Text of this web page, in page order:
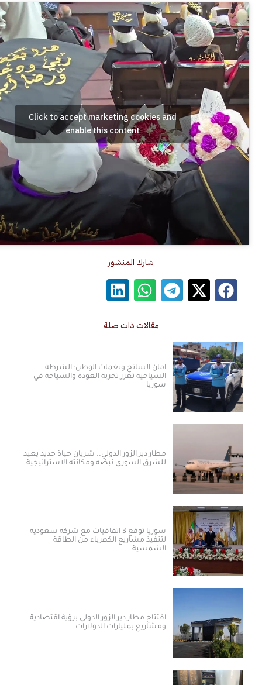
Click to accept marketing cookies and
enable this content
شارك المنشور
مقالات ذات صلة
أمان السائح ونغمات الوطن: الشرطة
السياحية تعزز تجربة العودة والسياحة في
مطار دير الزور الدولي.. شريان حياة جديد يعيد
للشرق السوري نبضه ومكانته الاستراتيجية
سوريا توقع 3 اتفاقيات مع شركة سعودية
لتنفيذ مشاريع الكهرباء من الطاقة
الشمسية
افتتاح مطار دير الزور الدولي برؤية اقتصادية
ومشاريع بمليارات الدولارات ​